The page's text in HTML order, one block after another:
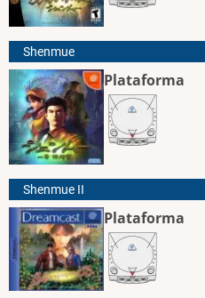
Shenmue
Plataforma
Shenmue II
Plataforma